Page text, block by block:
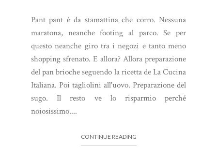
Pant pant è da stamattina che corro. Nessuna
maratona, neanche footing al parco. Se per
questo neanche giro tra i negozi e tanto meno
shopping sfrenato. E allora? Allora preparazione
del pan brioche seguendo la ricetta de La Cucina
Italiana. Poi tagliolini all'uovo. Preparazione del
sugo. Il resto ve lo risparmio perché
noiosissimo....
CONTINUE READING